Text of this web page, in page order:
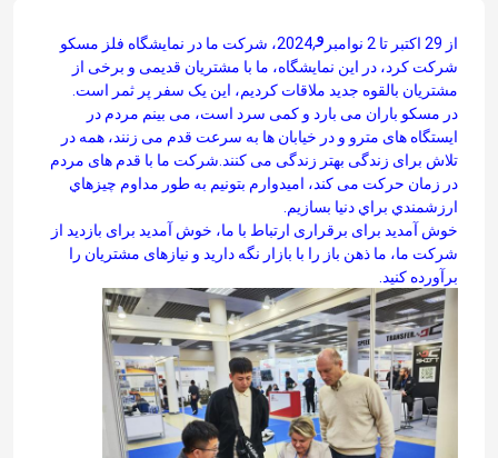
از 29 اکتبر تا 2 نوامبر و
,2024، شرکت ما در نمایشگاه فلز مسکو
شرکت کرد، در این نمایشگاه، ما با مشتریان قدیمی و برخی از
مشتریان بالقوه جدید ملاقات کردیم، این یک سفر پر ثمر است.
در مسکو باران می بارد و کمی سرد است، می بینم مردم در
ایستگاه های مترو و در خیابان ها به سرعت قدم می زنند، همه در
تلاش برای زندگی بهتر زندگی می کنند.شرکت ما با قدم های مردم
در زمان حرکت می کند، اميدوارم بتونيم به طور مداوم چيزهاي
ارزشمندي براي دنيا بسازيم.
خوش آمدید برای برقراری ارتباط با ما، خوش آمدید برای بازدید از
شرکت ما، ما ذهن باز را با بازار نگه دارید و نیازهای مشتریان را
برآورده کنید.